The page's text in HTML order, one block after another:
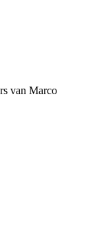
van Marco